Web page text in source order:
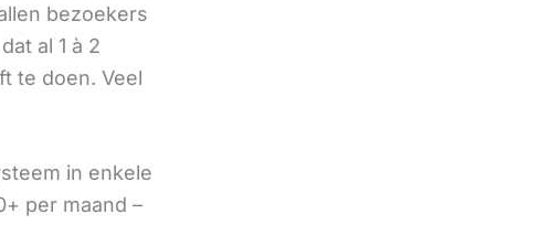
bezoekers
al 1 à 2
te doen. Veel
in enkele
per maand –